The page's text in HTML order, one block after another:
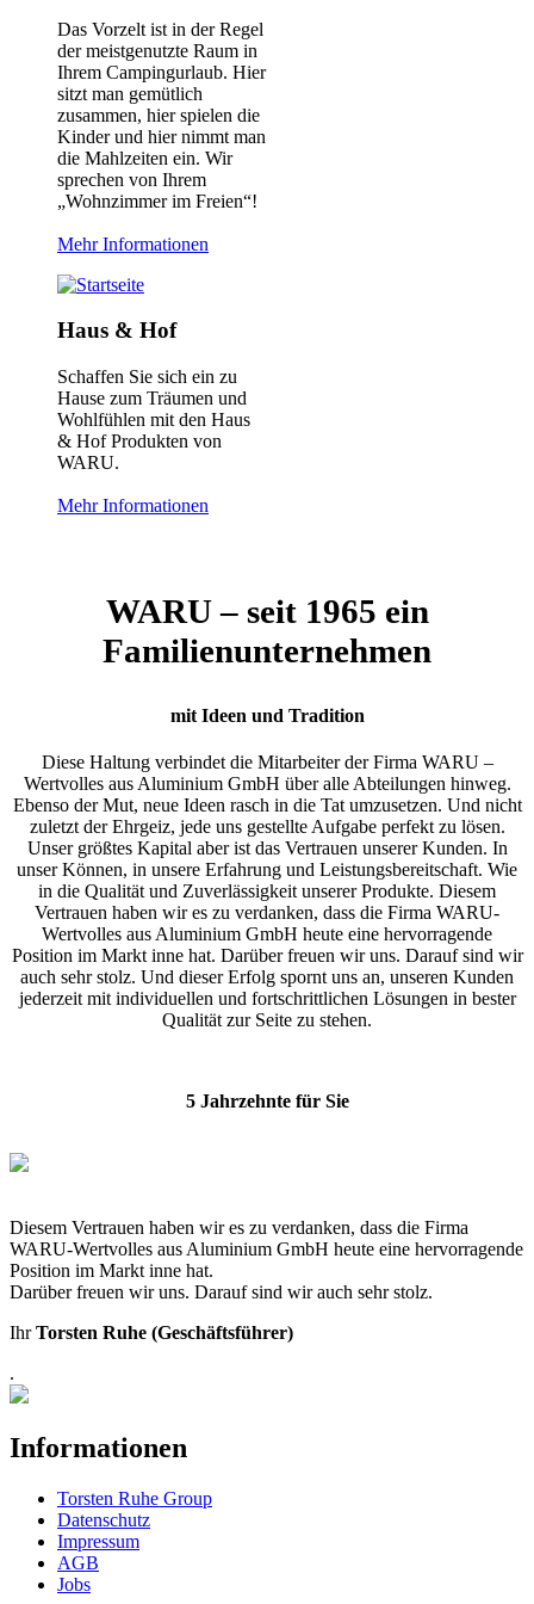
Das Vorzelt ist in der Regel
der meistgenutzte Raum in
Ihrem Campingurlaub. Hier
sitzt man gemütlich
zusammen, hier spielen die
Kinder und hier nimmt man
die Mahlzeiten ein. Wir
sprechen von Ihrem
„Wohnzimmer im Freien“!
Mehr Informationen
Haus & Hof
Schaffen Sie sich ein zu
Hause zum Träumen und
Wohlfühlen mit den Haus
& Hof Produkten von
WARU.
Mehr Informationen
WARU – seit 1965 ein
Familienunternehmen
mit Ideen und Tradition
Diese Haltung verbindet die Mitarbeiter der Firma WARU –
Wertvolles aus Aluminium GmbH über alle Abteilungen hinweg.
Ebenso der Mut, neue Ideen rasch in die Tat umzusetzen. Und nicht
zuletzt der Ehrgeiz, jede uns gestellte Aufgabe perfekt zu lösen.
Unser größtes Kapital aber ist das Vertrauen unserer Kunden. In
unser Können, in unsere Erfahrung und Leistungsbereitschaft. Wie
in die Qualität und Zuverlässigkeit unserer Produkte. Diesem
Vertrauen haben wir es zu verdanken, dass die Firma WARU-
Wertvolles aus Aluminium GmbH heute eine hervorragende
Position im Markt inne hat. Darüber freuen wir uns. Darauf sind wir
auch sehr stolz. Und dieser Erfolg spornt uns an, unseren Kunden
jederzeit mit individuellen und fortschrittlichen Lösungen in bester
Qualität zur Seite zu stehen.
5 Jahrzehnte für Sie
Diesem Vertrauen haben wir es zu verdanken, dass die Firma
WARU-Wertvolles aus Aluminium GmbH heute eine hervorragende
Position im Markt inne hat.
Darüber freuen wir uns. Darauf sind wir auch sehr stolz.
IhrTorsten Ruhe (Geschäftsführer)
.
Informationen
Torsten Ruhe Group
Datenschutz
Impressum
AGB
Jobs